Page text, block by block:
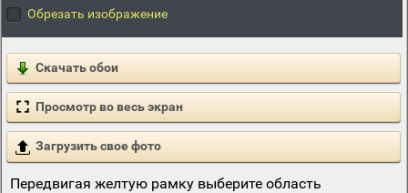
Обрезать изображение
Скачать обои
Просмотр во весь экран
Загрузить свое фото
Передвигая желтую рамку выберите область